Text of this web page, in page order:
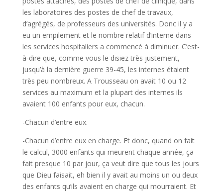
les laboratoires des postes de chef de travaux,
d’agrégés, de professeurs des universités. Donc il y a
eu un empilement et le nombre relatif d’interne dans
les services hospitaliers a commencé à diminuer. C’est-
à-dire que, comme vous le disiez très justement,
jusqu’à la dernière guerre 39-45, les internes étaient
très peu nombreux. A Trousseau on avait 10 ou 12
services au maximum et la plupart des internes ils
avaient 100 enfants pour eux, chacun.
-Chacun d’entre eux.
-Chacun d’entre eux en charge. Et donc, quand on fait
le calcul, 3000 enfants qui meurent chaque année, ça
fait presque 10 par jour, ça veut dire que tous les jours
que Dieu faisait, eh bien il y avait au moins un ou deux
des enfants qu’ils avaient en charge qui mourraient. Et